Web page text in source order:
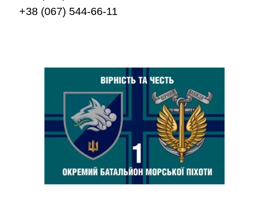
+38 (067) 544-66-11